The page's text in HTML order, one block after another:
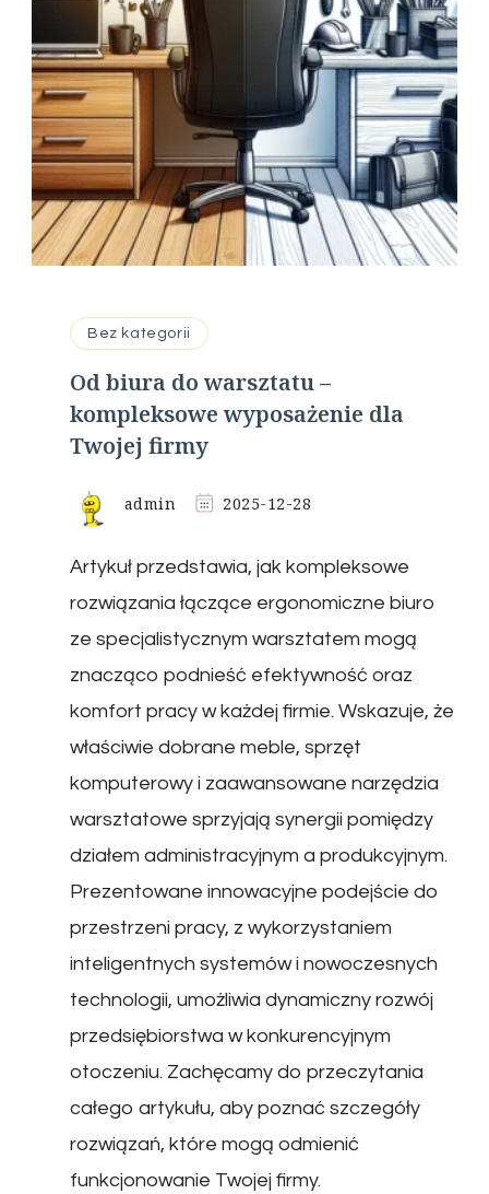
Bez kategorii
Od biura do warsztatu –
kompleksowe wyposażenie dla
Twojej firmy
admin 2025-12-28
Artykuł przedstawia, jak kompleksowe
rozwiązania łączące ergonomiczne biuro
ze specjalistycznym warsztatem mogą
znacząco podnieść efektywność oraz
komfort pracy w każdej firmie. Wskazuje, że
właściwie dobrane meble, sprzęt
komputerowy i zaawansowane narzędzia
warsztatowe sprzyjają synergii pomiędzy
działem administracyjnym a produkcyjnym.
Prezentowane innowacyjne podejście do
przestrzeni pracy, z wykorzystaniem
inteligentnych systemów i nowoczesnych
technologii, umożliwia dynamiczny rozwój
przedsiębiorstwa w konkurencyjnym
otoczeniu. Zachęcamy do przeczytania
całego artykułu, aby poznać szczegóły
rozwiązań, które mogą odmienić
funkcjonowanie Twojej firmy.